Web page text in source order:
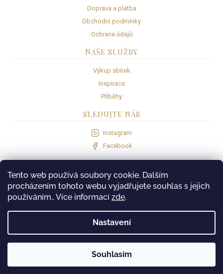
Tento web používá soubory cookie. Dalším
procházením tohoto webu vyjadřujete souhlas s jejich
používáním.. Více informací zde.
Nastavení
Souhlasím
Doprava a platba
Obchodní podmínky
Ochrana údajů
NAŠE SLUŽBY
Výkup sbírek
Inspirace
Příběhy
SLEDUJTE NÁS
Instagram
Facebook
VISA Comgate
PROVOZOVATEL
MK Trade & Invest s.r.o.
Hollova 732/11, 190 15 Praha 9
IČO: 118 29 869
© 2026 KarolMagda.com